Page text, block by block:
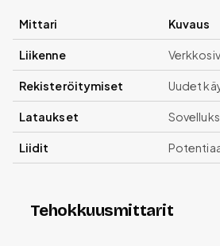
Mittari Kuvaus
Liikenne
Rekisteröitymiset Uudet
Lataukset
Liidit
Tehokkuusmittarit